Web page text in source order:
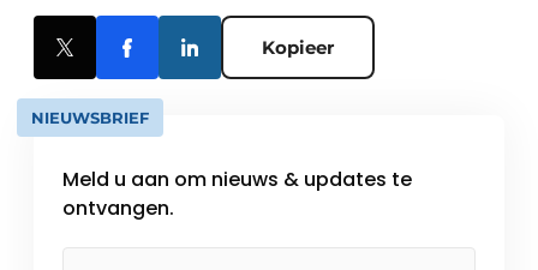
Kopieer
NIEUWSBRIEF
Meld u aan om nieuws & updates te
ontvangen.